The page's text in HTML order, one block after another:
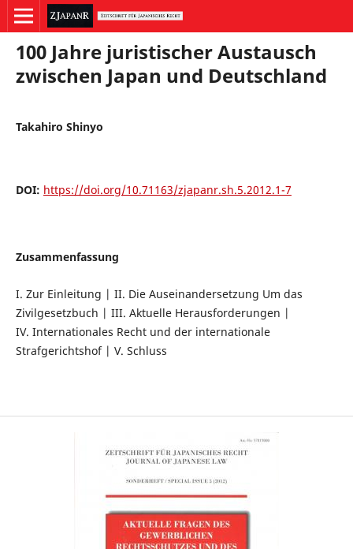
100 Jahre juristischer Austausch
zwischen Japan und Deutschland
Takahiro Shinyo
DOI: https://doi.org/10.71163/zjapanr.sh.5.2012.1-7
Zusammenfassung
I. Zur Einleitung | II. Die Auseinandersetzung Um das
Zivilgesetzbuch | III. Aktuelle Herausforderungen |
IV. Internationales Recht und der internationale
Strafgerichtshof | V. Schluss